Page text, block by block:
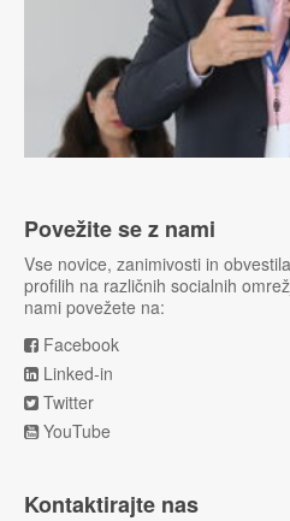
Povežite se z nami
Vse novice, zanimivosti in
profilih na različnih socialnih
nami povežete na:
Facebook
Linked-in
Twitter
YouTube
Kontaktirajte nas